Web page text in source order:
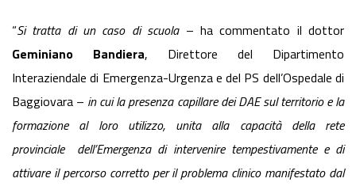
“Si tratta di un caso di scuola– ha commentato il dottor
Geminiano Bandiera, Direttore del Dipartimento
Interaziendale di Emergenza-Urgenza e del PS dell’Ospedale di
Baggiovara – in cui la presenza capillare dei DAE sul territorio e la
formazione al loro utilizzo, unita alla capacità della rete
provinciale dell’Emergenza di intervenire tempestivamente e di
attivare il percorso corretto per il problema clinico manifestato dal